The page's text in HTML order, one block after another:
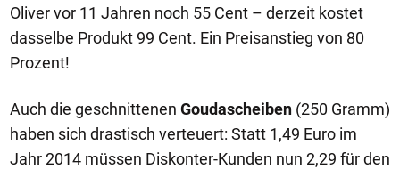
Oliver vor 11 Jahren noch 55 Cent – derzeit kostet
dasselbe Produkt 99 Cent. Ein Preisanstieg von 80
Prozent!
Auch die geschnittenen Goudascheiben (250 Gramm)
haben sich drastisch verteuert: Statt 1,49 Euro im
Jahr 2014 müssen Diskonter-Kunden nun 2,29 für den